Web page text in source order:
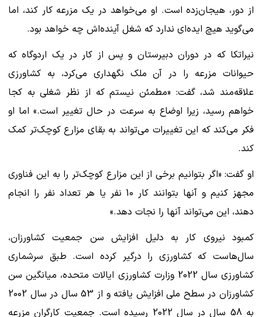
از دور، هیجان‌زده است. او می‌خواهد در یک مزرعه کار کند، اما
می‌گوید هیچ ایده‌ای ندارد که شغل آینده‌اش چه خواهد بود.
نیراتکا که در دوران دبیرستان و پس از کار در یک اردوگاه که
حیوانات مزرعه را در آن ملک نگهداری می‌کرد، به کشاورزی
علاقه‌مند شد، گفت: «مطمئن نیستم که از نظر شغلی به کجا
خواهم رسید، زیرا اوضاع به سرعت در حال تغییر است.» اما او
فکر می‌کند که این تغییرات می‌تواند به بقای مزارع کوچک‌تر کمک
کند.
او گفت: «اگر بتوانیم برخی از این مزارع کوچک‌تر را به این فناوری
مجهز کنیم و آنها بتوانند کار 10 نفر یا هر تعداد نفر را انجام
دهند، این می‌تواند آنها را نجات دهد.»
کمبود نیروی کار به دلیل افزایش سن جمعیت کشاورزان،
سال‌هاست که کشاورزی را درگیر کرده است. طبق سرشماری
کشاورزی سال 2022 وزارت کشاورزی ایالات متحده، میانگین سن
کشاورزان در سطح ملی افزایش یافته و از 53 سال در سال 2002
به 58 سال در سال 2022 رسیده است. جمعیت کارگران مزرعه